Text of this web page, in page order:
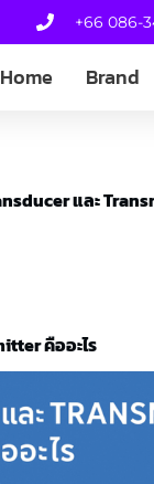
+66 086-
Home Brand
และ
คืออะไร